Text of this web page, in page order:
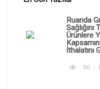
Ruanda
Ürünlere
İthalatını
36